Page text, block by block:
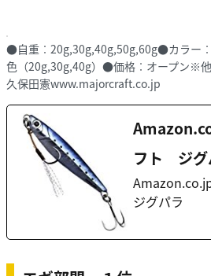
●自重︰20g,30g,40g,50g,60g●カラー
色（20g,30g,40g）●価格︰オープン※
久保田憲www.majorcraft.co.jp
フト ジグ
ジグパラ